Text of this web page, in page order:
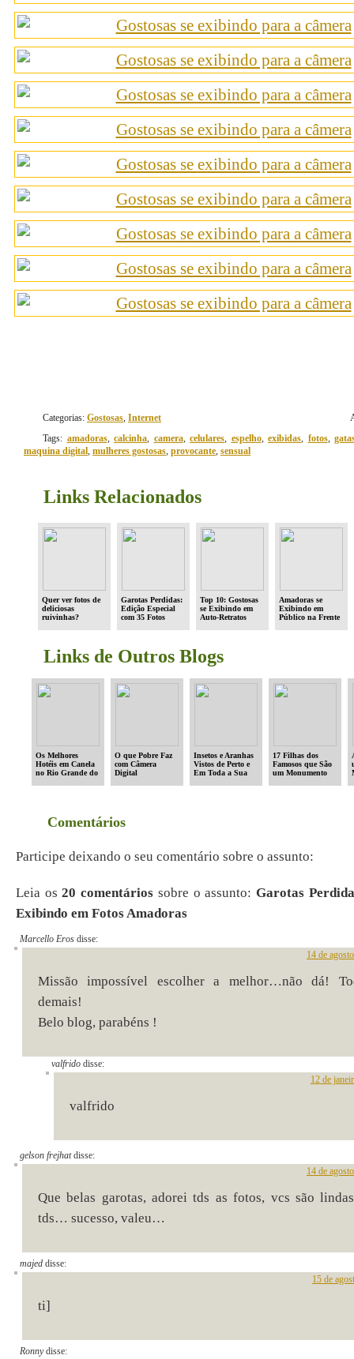
Categorias: Gostosas, Internet
Tags: amadoras, calcinha, camera, celulares, espelho, exibidas, fotos,
maquina digital, mulheres gostosas, provocante, sensual
Links Relacionados
Quer ver fotos de
deliciosas
ruivinhas?
Garotas Perdidas:
Edição Especial
com 35 Fotos
Top 10: Gostosas
se Exibindo em
Auto-Retratos
Amadoras se
Exibindo em
Público na Frente
Links de Outros Blogs
Os Melhores
Hotéis em Canela
no Rio Grande do
O que Pobre Faz
com Câmera
Digital
Insetos e Aranhas
Vistos de Perto e
Em Toda a Sua
17 Filhas dos
Famosos que São
um Monumento
Comentários
Participe deixando o seu comentário sobre o assunto:
Leia os20 comentários sobre o assunto: Garotas
Exibindo em Fotos Amadoras
Marcello Eros disse:
14 de
Missão impossível escolher a melhor…não dá!
demais!
Belo blog, parabéns !
valfrido disse:
12 de
valfrido
gelson frejhat disse:
14 de
Que belas garotas, adorei tds as fotos, vcs são
tds… sucesso, valeu…
majed disse:
15 de
ti]
Ronny disse: